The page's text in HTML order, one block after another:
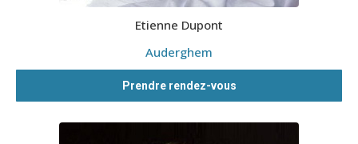
Etienne Dupont
Auderghem
Prendre rendez-vous